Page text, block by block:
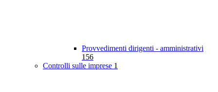
Provvedimenti dirigenti - amministrativi
156
Controlli sulle imprese 1